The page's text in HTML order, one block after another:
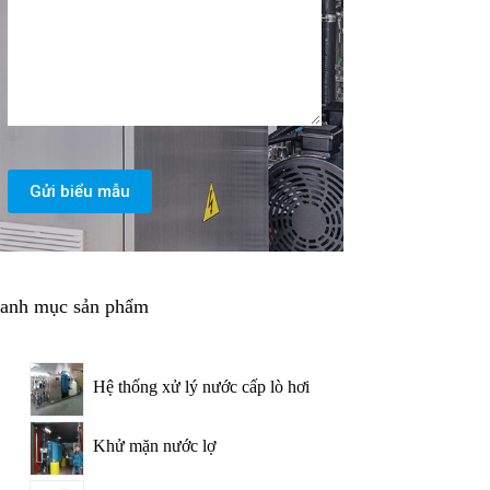
Gửi biểu mẫu
mục sản phẩm
Hệ thống xử lý nước cấp lò hơi
Khử mặn nước lợ